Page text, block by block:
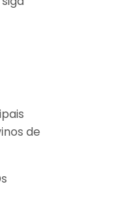
de